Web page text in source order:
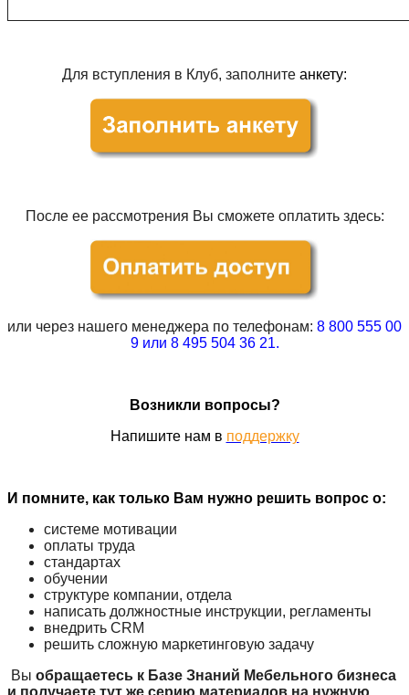
Для вступления в Клуб, заполните анкету:
После ее рассмотрения Вы сможете оплатить здесь:
или через нашего менеджера по телефонам: 8 800 555 00
9 или 8 495 504 36 21.
Возникли вопросы?
Напишите нам в поддержку
И помните, как только Вам нужно решить вопрос о:
системе мотивации
оплаты труда
стандартах
обучении
структуре компании, отдела
написать должностные инструкции, регламенты
внедрить CRM
решить сложную маркетинговую задачу
Вы обращаетесь к Базе Знаний Мебельного бизнеса